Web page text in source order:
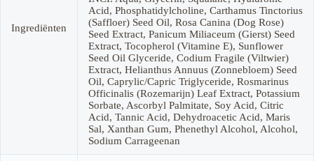
Ingrediënten
Acid, Phosphatidylcholine, Carthamus Tinctorius
(Saffloer) Seed Oil, Rosa Canina (Dog Rose)
Seed Extract, Panicum Miliaceum (Gierst) Seed
Extract, Tocopherol (Vitamine E), Sunflower
Seed Oil Glyceride, Codium Fragile (Viltwier)
Extract, Helianthus Annuus (Zonnebloem) Seed
Oil, Caprylic/Capric Triglyceride, Rosmarinus
Officinalis (Rozemarijn) Leaf Extract, Potassium
Sorbate, Ascorbyl Palmitate, Soy Acid, Citric
Acid, Tannic Acid, Dehydroacetic Acid, Maris
Sal, Xanthan Gum, Phenethyl Alcohol, Alcohol,
Sodium Carrageenan